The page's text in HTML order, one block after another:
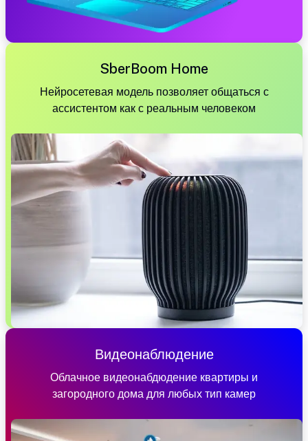
SberBoom Home
Нейросетевая модель позволяет общаться с
ассистентом как с реальным человеком
Видеонаблюдение
Облачное видеонабдюдение квартиры и
загородного дома для любых тип камер